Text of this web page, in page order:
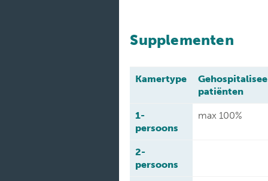
Supplementen
Kamertype
patiënten
1-
persoons
max 100%
2-
persoons